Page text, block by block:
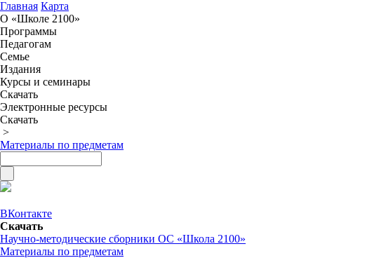
Главная Карта
О «Школе 2100»
Программы
Педагогам
Семье
Издания
Курсы и семинары
Скачать
Электронные ресурсы
Скачать
>
Материалы по предметам
ВКонтакте
Скачать
Научно-методические сборники ОС «Школа 2100»
Материалы по предметам